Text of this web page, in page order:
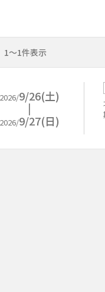
～1件表示
2026/9/26(土)
2026/9/27(日)